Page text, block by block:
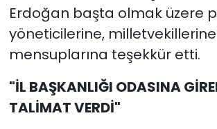
Erdoğan başta olmak üzere
yöneticilerine,
mensuplarına teşekkür etti.
"İL BAŞKANLIĞI ODASINA
TALİMAT VERDİ"